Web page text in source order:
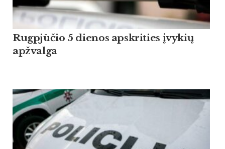
Rugpjūčio 5 dienos apskrities įvykių
apžvalga